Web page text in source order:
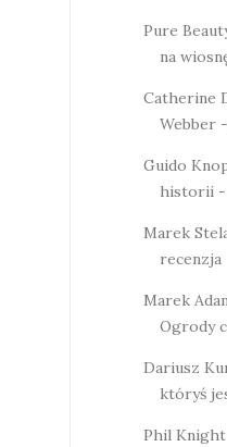
Pure
na
Catherine
Webber
Guido
historii -
Marek
recenzja
Marek
Ogrody
Dariusz
któryś
Phil